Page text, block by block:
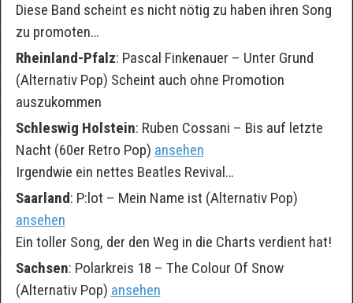
Diese Band scheint es nicht nötig zu haben ihren Song
zu promoten…
Rheinland-Pfalz: Pascal Finkenauer – Unter Grund
(Alternativ Pop) Scheint auch ohne Promotion
auszukommen
Schleswig Holstein: Ruben Cossani – Bis auf letzte
Nacht (60er Retro Pop) ansehen
Irgendwie ein nettes Beatles Revival…
Saarland: P:lot – Mein Name ist (Alternativ Pop)
ansehen
Ein toller Song, der den Weg in die Charts verdient hat!
Sachsen: Polarkreis 18 – The Colour Of Snow
(Alternativ Pop) ansehen